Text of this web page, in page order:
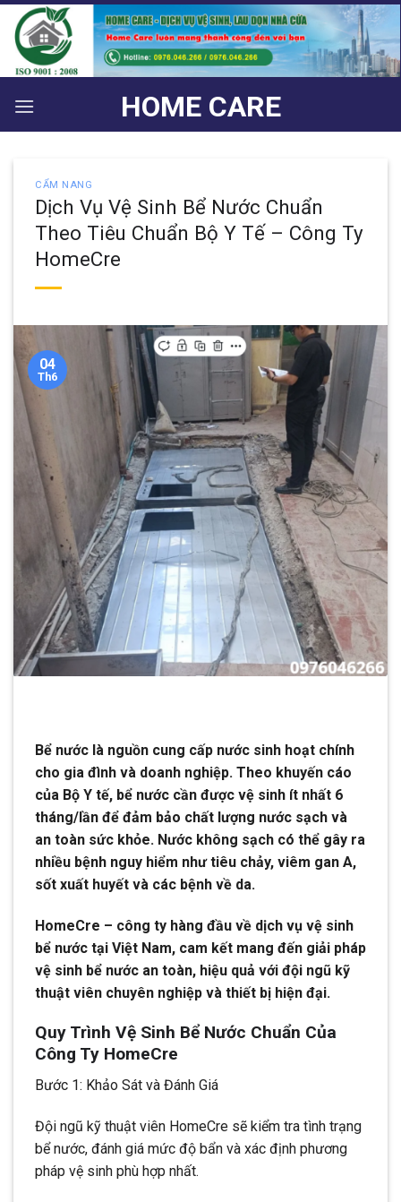
Bỏ
qua
nội
dung
HOME CARE
CẨM NANG
Dịch Vụ Vệ Sinh Bể Nước Chuẩn
Theo Tiêu Chuẩn Bộ Y Tế – Công Ty
HomeCre
04
Th6
Bể nước là nguồn cung cấp nước sinh hoạt chính
cho gia đình và doanh nghiệp. Theo khuyến cáo
của Bộ Y tế, bể nước cần được vệ sinh ít nhất 6
tháng/lần để đảm bảo chất lượng nước sạch và
an toàn sức khỏe. Nước không sạch có thể gây ra
nhiều bệnh nguy hiểm như tiêu chảy, viêm gan A,
sốt xuất huyết và các bệnh về da.
HomeCre – công ty hàng đầu về dịch vụ vệ sinh
bể nước tại Việt Nam, cam kết mang đến giải pháp
vệ sinh bể nước an toàn, hiệu quả với đội ngũ kỹ
thuật viên chuyên nghiệp và thiết bị hiện đại.
Quy Trình Vệ Sinh Bể Nước Chuẩn Của
Công Ty HomeCre
Bước 1: Khảo Sát và Đánh Giá
Đội ngũ kỹ thuật viên HomeCre sẽ kiểm tra tình trạng
bể nước, đánh giá mức độ bẩn và xác định phương
pháp vệ sinh phù hợp nhất.